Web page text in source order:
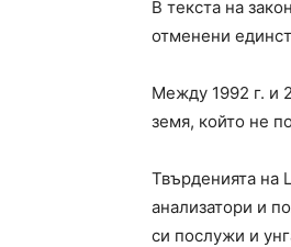
В текста на
отменени
Между 1992 г. и
земя, който не
Твърденията на
анализатори и
си послужи и